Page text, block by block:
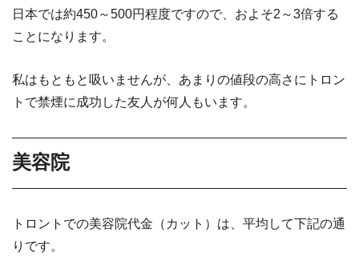
日本では約450～500円程度ですので、およそ2～3倍する
ことになります。
私はもともと吸いませんが、あまりの値段の高さにトロン
トで禁煙に成功した友人が何人もいます。
美容院
トロントでの美容院代金（カット）は、平均して下記の通
りです。